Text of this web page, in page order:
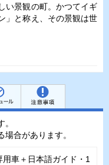
い景観の町。かつてイギ
」と称え、その景観は世
合があります。
車＋日本語ガイド・1